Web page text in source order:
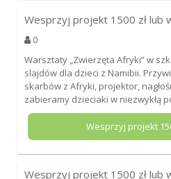
Wesprzyj projekt 1500 zł lub
0
Warsztaty „Zwierzęta Afryki” w
slajdów dla dzieci z Namibii.
skarbów z Afryki, projektor,
zabieramy dzieciaki w niezwykłą
Wesprzyj projekt
Wesprzyj projekt 1500 zł lub